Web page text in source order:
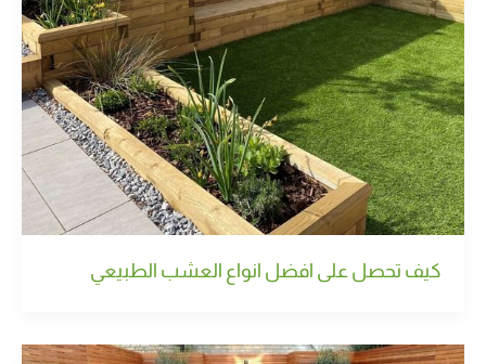
كيف تحصل على افضل انواع العشب الطبيعي